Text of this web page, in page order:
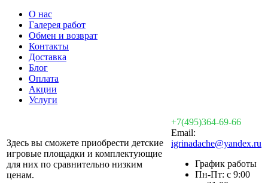
О нас
Галерея работ
Обмен и возврат
Контакты
Доставка
Блог
Оплата
Акции
Услуги
Здесь вы сможете приобрести детские
игровые площадки и комплектующие
для них по сравнительно низким
ценам.
+7(495)364-69-66
Email:
igrinadache@yandex.ru
График работы
Пн-Пт: с 9:00